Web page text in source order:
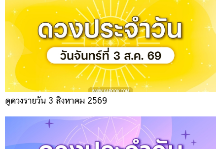
ดูดวงรายวัน 3 สิงหาคม 2569